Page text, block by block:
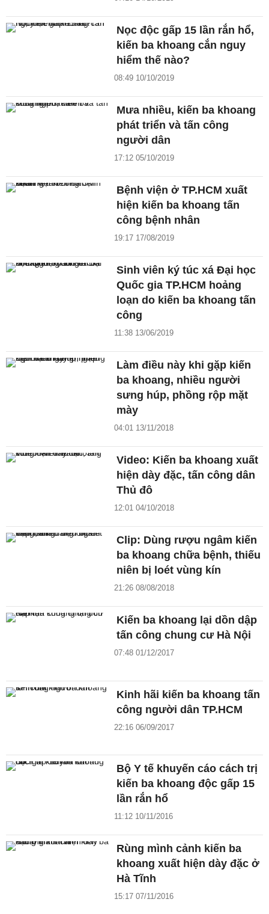
Nọc độc gấp 15 lần rắn hổ,
kiến ba khoang cắn nguy
hiểm thế nào?
08:49 10/10/2019
Mưa nhiều, kiến ba khoang
phát triển và tấn công
người dân
17:12 05/10/2019
Bệnh viện ở TP.HCM xuất
hiện kiến ba khoang tấn
công bệnh nhân
19:17 17/08/2019
Sinh viên ký túc xá Đại học
Quốc gia TP.HCM hoảng
loạn do kiến ba khoang tấn
công
11:38 13/06/2019
Làm điều này khi gặp kiến
ba khoang, nhiều người
sưng húp, phồng rộp mặt
mày
04:01 13/11/2018
Video: Kiến ba khoang xuất
hiện dày đặc, tấn công dân
Thủ đô
12:01 04/10/2018
Clip: Dùng rượu ngâm kiến
ba khoang chữa bệnh, thiếu
niên bị loét vùng kín
21:26 08/08/2018
Kiến ba khoang lại dồn dập
tấn công chung cư Hà Nội
07:48 01/12/2017
Kinh hãi kiến ba khoang tấn
công người dân TP.HCM
22:16 06/09/2017
Bộ Y tế khuyến cáo cách trị
kiến ba khoang độc gấp 15
lần rắn hổ
11:12 10/11/2016
Rùng mình cảnh kiến ba
khoang xuất hiện dày đặc ở
Hà Tĩnh
15:17 07/11/2016